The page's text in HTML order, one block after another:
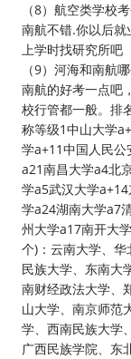
（8）航空类学校
南航不错.你以后就
上学时找研究所吧
（9）河海和南航
南航的好考一点吧
校行管都一般。排
称等级1中山大学
学a+11中国人民
a21南昌大学a4北
学a5武汉大学
学a24湖南大学a7
州大学a17南开大
个)：云南大学、
民族大学、东南大
南财经政法大学、
山大学、南京师范
学、西南民族大学
广西民族学院、东